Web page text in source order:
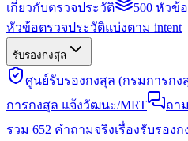
เกี่ยวกับตรวจประวัติ
500 หัวข้
หัวข้อตรวจประวัติแบ่งตาม intent
รับรองกงสุล
ศูนย์รับรองกงสุล (กรมการกง
การกงสุล แจ้งวัฒนะ/MRT
ถา
รวม 652 คำถามจริงเรื่องรับรองก